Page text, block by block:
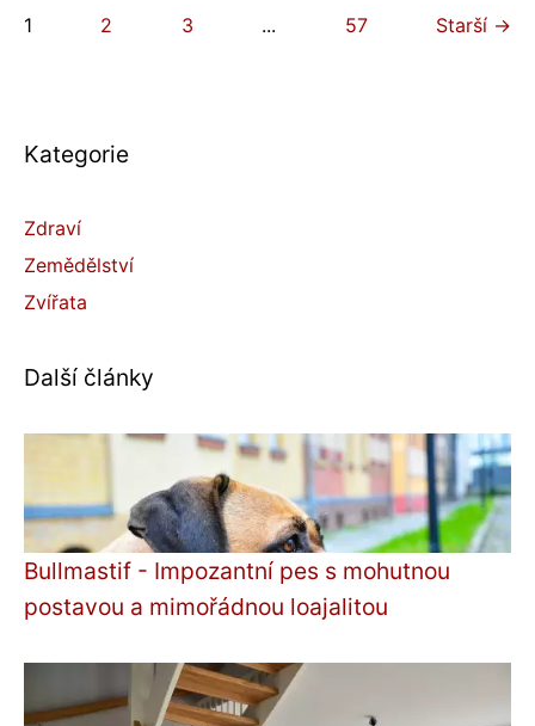
1 2 3 ... 57 Starší →
Kategorie
Zdraví
Zemědělství
Zvířata
Další články
Bullmastif - Impozantní pes s mohutnou
postavou a mimořádnou loajalitou